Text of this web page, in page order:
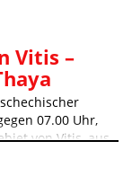
Vitis –
07.00 Uhr,
von Vitis, aus